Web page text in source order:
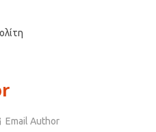
Email Author